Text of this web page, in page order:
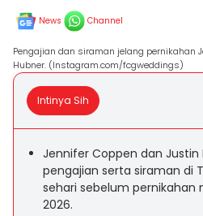
News Channel
Pengajian dan siraman jelang pernikahan
Hubner. (Instagram.com/fcgweddings)
Intinya Sih
Jennifer Coppen dan
pengajian serta siraman di
sehari sebelum pernikahan
2026.